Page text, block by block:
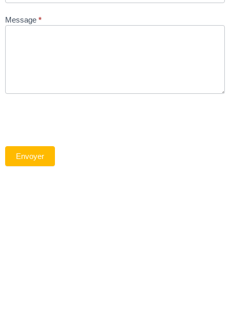
Message *
Envoyer